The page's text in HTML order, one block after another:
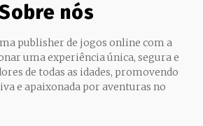
nós
publisher de jogos online com a
uma experiência única, segura e
de todas as idades, promovendo
e apaixonada por aventuras no